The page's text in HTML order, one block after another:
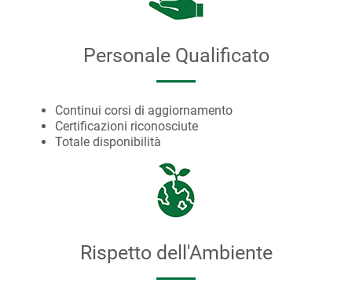
Personale Qualificato
Continui corsi di aggiornamento
Certificazioni riconosciute
Totale disponibilità
Rispetto dell'Ambiente